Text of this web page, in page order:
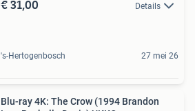
€ 31,00 Details
's-Hertogenbosch 27 mei 26
Blu-ray 4K: The Crow (1994 Brandon